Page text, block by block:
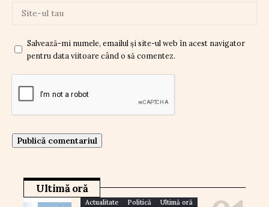
Salvează-mi numele, emailul și site-ul web în acest navigator
pentru data viitoare când o să comentez.
Ultimă oră
Actualitate Politică Ultimă oră